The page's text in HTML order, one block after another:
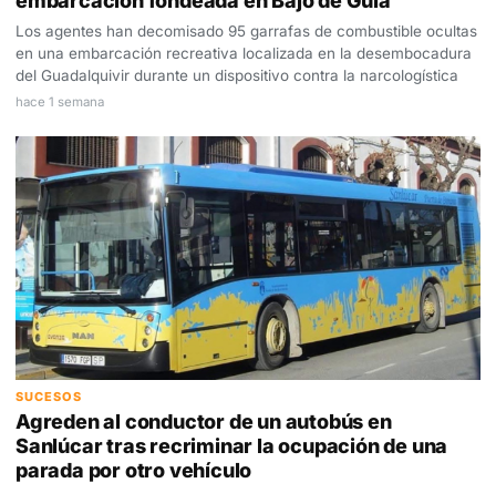
Los agentes han decomisado 95 garrafas de combustible ocultas
en una embarcación recreativa localizada en la desembocadura
del Guadalquivir durante un dispositivo contra la narcologística
hace 1 semana
SUCESOS
Agreden al conductor de un autobús en
Sanlúcar tras recriminar la ocupación de una
parada por otro vehículo